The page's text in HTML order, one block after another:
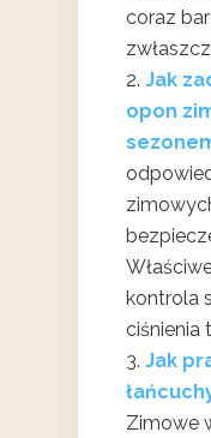
coraz
Jak
opon
kontrola
ciśnienia
Jak
Zimowe